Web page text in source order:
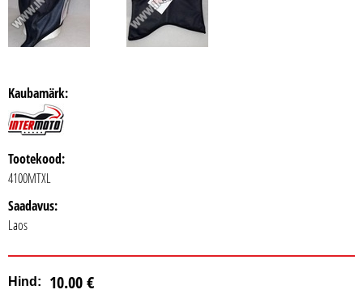
Kaubamärk:
Tootekood:
4100MTXL
Saadavus:
Laos
Hind: 10.00 €